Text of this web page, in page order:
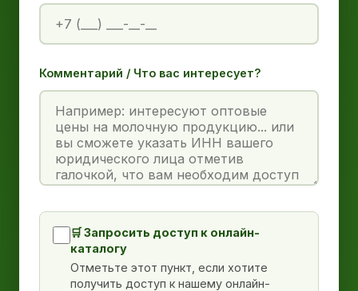
Комментарий / Что вас интересует?
🛒 Запросить доступ к онлайн-
каталогу
Отметьте этот пункт, если хотите
получить доступ к нашему онлайн-